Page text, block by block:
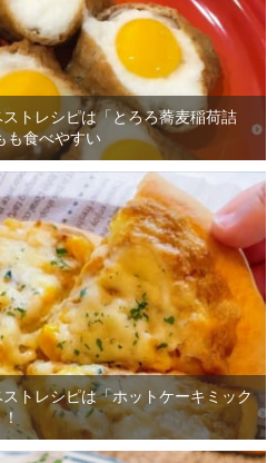
トレシピは「とろろ蕎麦稲荷詰
も食べやすい
トレシピは「ホットケーキミック